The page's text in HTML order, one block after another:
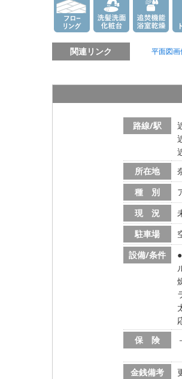
関連リンク 平面図画
路線/駅
所在地
種 別
現 況
駐車場
設備/条件
保 険
金銭備考